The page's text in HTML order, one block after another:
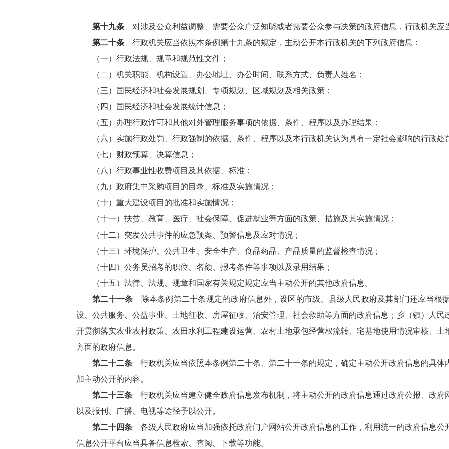
第十九条 对涉及公众利益调整、需要公众广泛知晓或者需要公众参与决策的政府信息，行政机关应
第二十条 行政机关应当依照本条例第十九条的规定，主动公开本行政机关的下列政府信息：
（一）行政法规、规章和规范性文件；
（二）机关职能、机构设置、办公地址、办公时间、联系方式、负责人姓名；
（三）国民经济和社会发展规划、专项规划、区域规划及相关政策；
（四）国民经济和社会发展统计信息；
（五）办理行政许可和其他对外管理服务事项的依据、条件、程序以及办理结果；
（六）实施行政处罚、行政强制的依据、条件、程序以及本行政机关认为具有一定社会影响的行政处
（七）财政预算、决算信息；
（八）行政事业性收费项目及其依据、标准；
（九）政府集中采购项目的目录、标准及实施情况；
（十）重大建设项目的批准和实施情况；
（十一）扶贫、教育、医疗、社会保障、促进就业等方面的政策、措施及其实施情况；
（十二）突发公共事件的应急预案、预警信息及应对情况；
（十三）环境保护、公共卫生、安全生产、食品药品、产品质量的监督检查情况；
（十四）公务员招考的职位、名额、报考条件等事项以及录用结果；
（十五）法律、法规、规章和国家有关规定规定应当主动公开的其他政府信息。
第二十一条 除本条例第二十条规定的政府信息外，设区的市级、县级人民政府及其部门还应当根
设、公共服务、公益事业、土地征收、房屋征收、治安管理、社会救助等方面的政府信息；乡（镇）人
开贯彻落实农业农村政策、农田水利工程建设运营、农村土地承包经营权流转、宅基地使用情况审核、
方面的政府信息。
第二十二条 行政机关应当依照本条例第二十条、第二十一条的规定，确定主动公开政府信息的具体
加主动公开的内容。
第二十三条 行政机关应当建立健全政府信息发布机制，将主动公开的政府信息通过政府公报、政府
以及报刊、广播、电视等途径予以公开。
第二十四条 各级人民政府应当加强依托政府门户网站公开政府信息的工作，利用统一的政府信息公
信息公开平台应当具备信息检索、查阅、下载等功能。